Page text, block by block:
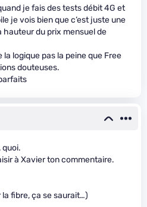
je fais des tests débit 4G et
je vois bien que c’est juste une
hauteur du prix mensuel de
la logique pas la peine que Free
douteuses.
à Xavier ton commentaire.
la fibre, ça se saurait…)